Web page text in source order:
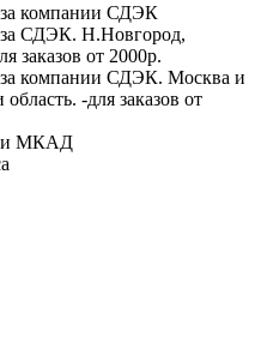
компании СДЭК
СДЭК. Н.Новгород,
заказов от 2000р.
компании СДЭК. Москва и
-для заказов от
МКАД